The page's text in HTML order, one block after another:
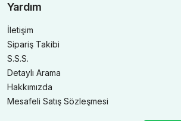
Yardım
İletişim
Sipariş Takibi
S.S.S.
Detaylı Arama
Hakkımızda
Mesafeli Satış Sözleşmesi